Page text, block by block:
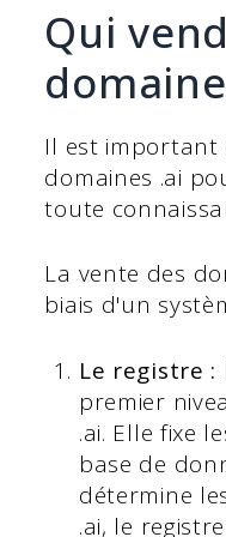
Qui
Il est important
domaines .ai
toute
La vente des
biais d'un
Le registre :
premier
.ai. Elle fixe
base de
détermine
.ai, le